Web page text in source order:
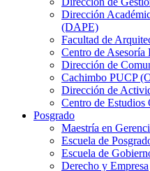
Dirección
(DAPE)
Facultad de
Centro de
Dirección de
Cachimbo PUCP
Dirección de
Centro de Estudios
Posgrado
Maestría en
Escuela de
Escuela de
Derecho y Empresa